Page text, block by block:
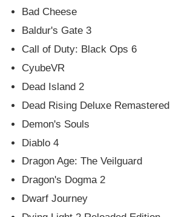
Bad Cheese
Baldur's Gate 3
Call of Duty: Black Ops 6
CyubeVR
Dead Island 2
Dead Rising Deluxe Remastered
Demon's Souls
Diablo 4
Dragon Age: The Veilguard
Dragon's Dogma 2
Dwarf Journey